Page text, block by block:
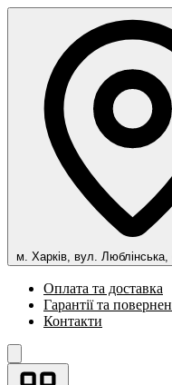
м. Харків, вул.
Оплата та доставка
Гарантії та
Контакти